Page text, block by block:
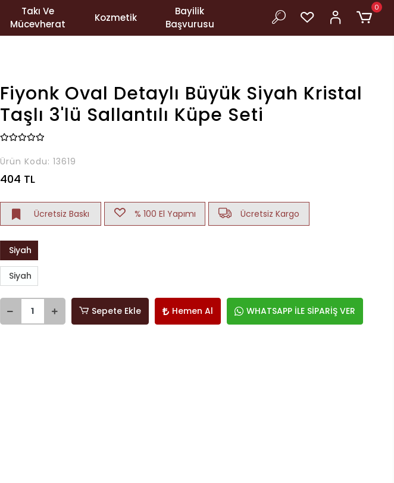
Takı Ve
Mücevherat
Kozmetik
Bayilik
Başvurusu
0
Fiyonk Oval Detaylı Büyük Siyah Kristal
Taşlı 3'lü Sallantılı Küpe Seti
Ürün Kodu: 13619
404 TL
Ücretsiz Baskı % 100 El Yapımı Ücretsiz Kargo
Siyah
Siyah
Sepete Ekle Hemen Al WHATSAPP İLE SİPARİŞ VER